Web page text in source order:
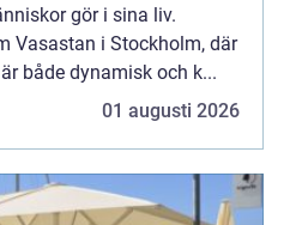
gör i sina liv.
Vasastan i Stockholm, där
både dynamisk och k...
01 augusti 2026